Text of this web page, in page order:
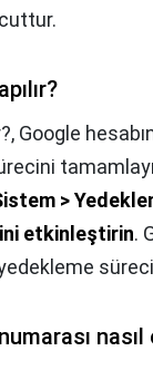
Google
>
etkinleştirin.
nasıl